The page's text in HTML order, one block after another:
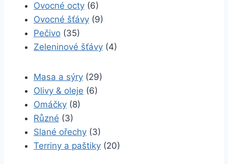
Ovocné octy (6)
Ovocné šťávy (9)
Pečivo (35)
Zeleninové šťávy (4)
Masa a sýry (29)
Olivy & oleje (6)
Omáčky (8)
Různé (3)
Slané ořechy (3)
Terriny a paštiky (20)